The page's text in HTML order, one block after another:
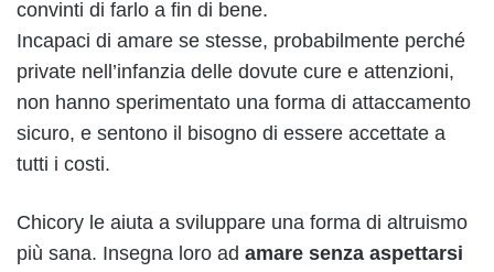
convinti di farlo a fin di bene.
Incapaci di amare se stesse, probabilmente perché
private nell’infanzia delle dovute cure e attenzioni,
non hanno sperimentato una forma di attaccamento
sicuro, e sentono il bisogno di essere accettate a
tutti i costi.
Chicory le aiuta a sviluppare una forma di altruismo
più sana. Insegna loro ad amare senza aspettarsi